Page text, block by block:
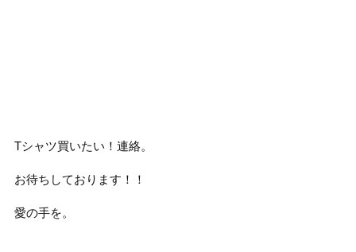
Tシャツ買いたい！連絡。
お待ちしております！！
愛の手を。